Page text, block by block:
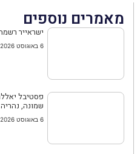
מאמרים נוספים
ישראייר רשמה שיא של
6 באוגוסט 2026
פסטיבל
שמונה,
6 באוגוסט 2026